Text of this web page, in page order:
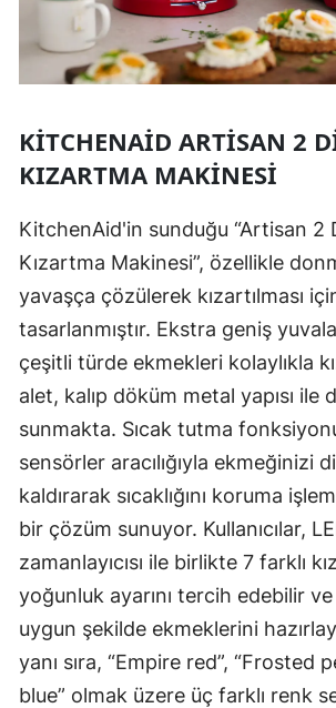
KITCHENAID ARTISAN 2
KIZARTMA MAKINESI
KitchenAid'in sunduğu “Artisan 2
Kızartma Makinesi”, özellikle
yavaşça çözülerek kızartılması
tasarlanmıştır. Ekstra geniş
çeşitli türde ekmekleri kolaylıkla
alet, kalıp döküm metal yapısı ile
sunmakta. Sıcak tutma
sensörler aracılığıyla ekmeğinizi
kaldırarak sıcaklığını koruma
bir çözüm sunuyor. Kullanıcılar,
zamanlayıcısı ile birlikte 7 farklı
yoğunluk ayarını tercih edebilir
uygun şekilde ekmeklerini
yanı sıra, “Empire red”, “Frosted
blue” olmak üzere üç farklı renk